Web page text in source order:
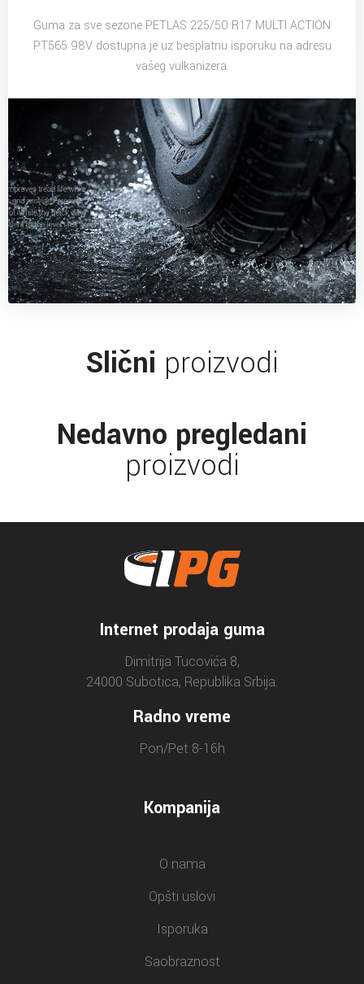
Guma za sve sezone PETLAS 225/50 R17 MULTI ACTION
PT565 98V dostupna je uz besplatnu isporuku na adresu
vašeg vulkanizera.
Slični proizvodi
Nedavno pregledani
proizvodi
Internet prodaja guma
Dimitrija Tucovića 8,
24000 Subotica, Republika Srbija.
Radno vreme
Pon/Pet 8-16h
Kompanija
O nama
Opšti uslovi
Isporuka
Saobraznost